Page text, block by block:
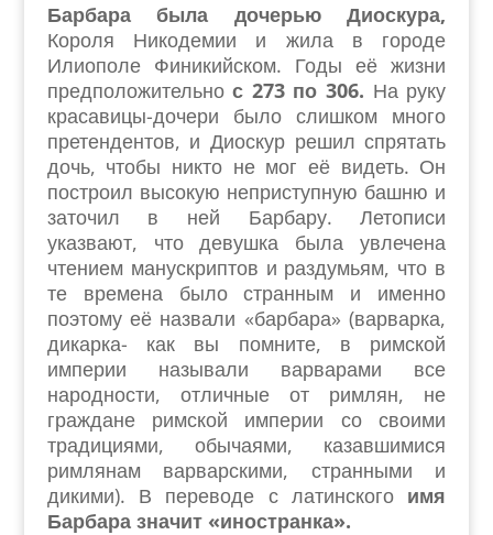
Барбара была дочерью Диоскура,
Короля Никодемии и жила в городе
Илиополе Финикийском. Годы её жизни
предположительнос 273 по 306. На руку
красавицы-дочери было слишком много
претендентов, и Диоскур решил спрятать
дочь, чтобы никто не мог её видеть. Он
построил высокую неприступную башню и
заточил в ней Барбару. Летописи
указвают, что девушка была увлечена
чтением манускриптов и раздумьям, что в
те времена было странным и именно
поэтому её назвали «барбара» (варварка,
дикарка- как вы помните, в римской
империи называли варварами все
народности, отличные от римлян, не
граждане римской империи со своими
традициями, обычаями, казавшимися
римлянам варварскими, странными и
дикими). В переводе с латинского имя
Барбара значит «иностранка».